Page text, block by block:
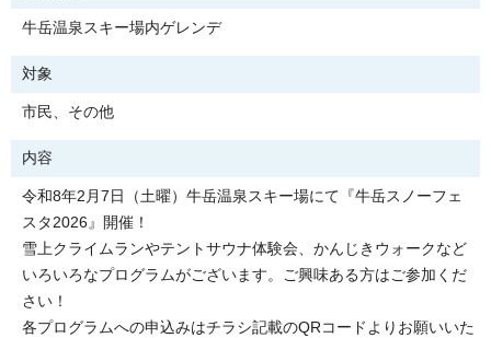
牛岳温泉スキー場内ゲレンデ
対象
市民、その他
内容
令和8年2月7日（土曜）牛岳温泉スキー場にて『牛岳スノーフェ
スタ2026』開催！
雪上クライムランやテントサウナ体験会、かんじきウォークなど
いろいろなプログラムがございます。ご興味ある方はご参加くだ
さい！
各プログラムへの申込みはチラシ記載のQRコードよりお願いいた